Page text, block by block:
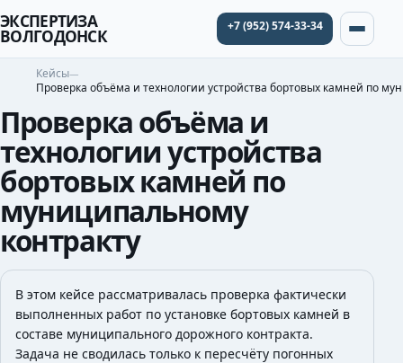
ЭКСПЕРТИЗА
ВОЛГОДОНСК
+7 (952) 574-33-34
Кейсы
Проверка объёма и технологии устройства бортовых камней по
Проверка объёма и
технологии устройства
бортовых камней по
муниципальному
контракту
В этом кейсе рассматривалась проверка фактически
выполненных работ по установке бортовых камней в
составе муниципального дорожного контракта.
Задача не сводилась только к пересчёту погонных